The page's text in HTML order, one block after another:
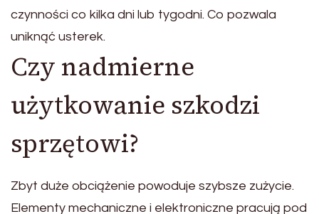
czynności co kilka dni lub tygodni. Co pozwala
uniknąć usterek.
Czy nadmierne
użytkowanie szkodzi
sprzętowi?
Zbyt duże obciążenie powoduje szybsze zużycie.
Elementy mechaniczne i elektroniczne pracują pod